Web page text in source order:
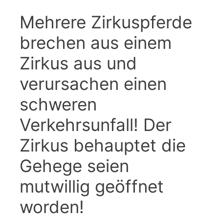
Mehrere Zirkuspferde
brechen aus einem
Zirkus aus und
verursachen einen
schweren
Verkehrsunfall! Der
Zirkus behauptet die
Gehege seien
mutwillig geöffnet
worden!